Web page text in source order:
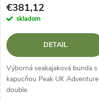
€381,12
skladom
DETAIL
Výborná seakajaková bunda s
kapucňou Peak UK Adventure
double.